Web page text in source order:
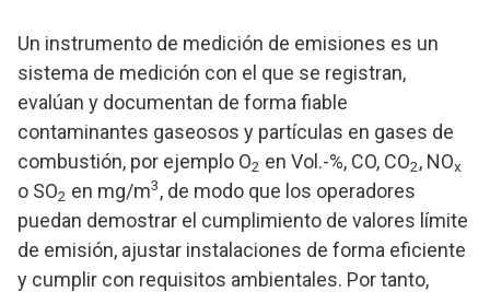
Un instrumento de medición de emisiones es un
sistema de medición con el que se registran,
evalúan y documentan de forma fiable
contaminantes gaseosos y partículas en gases de
combustión, por ejemplo O2 en Vol.-%, CO, CO2, NOx
o SO2 en mg/m3, de modo que los operadores
puedan demostrar el cumplimiento de valores límite
de emisión, ajustar instalaciones de forma eficiente
y cumplir con requisitos ambientales. Por tanto,